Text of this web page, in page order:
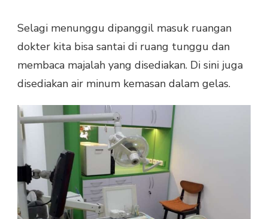
Selagi menunggu dipanggil masuk ruangan
dokter kita bisa santai di ruang tunggu dan
membaca majalah yang disediakan. Di sini juga
disediakan air minum kemasan dalam gelas.